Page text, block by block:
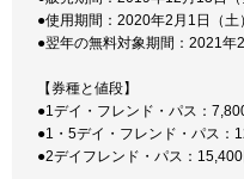
●使用期間：2020年2月1日（土
●翌年の無料対象期間：2021年
【券種と値段】
●1デイ・フレンド・パス：
●1・5デイ・フレンド・パス：
●2デイフレンド・パス：15,400